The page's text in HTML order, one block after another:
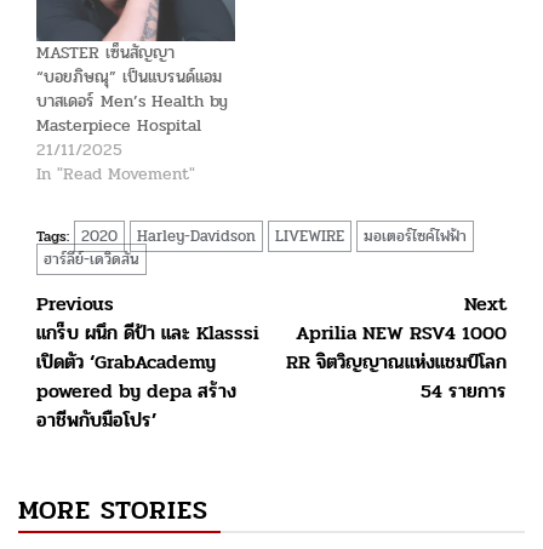
MASTER เซ็นสัญญา
“บอยภิษณุ” เป็นแบรนด์แอม
บาสเดอร์ Men’s Health by
Masterpiece Hospital
21/11/2025
In "Read Movement"
Tags: 2020 Harley-Davidson LIVEWIRE
มอเตอร์ไซค์ไฟฟ้า
ฮาร์ลีย์-เดวิดสัน
Post
navigation
Previous
แกร็บ ผนึก ดีป้า และ Klasssi
เปิดตัว ‘GrabAcademy
powered by depa สร้าง
อาชีพกับมือโปร’
Next
Aprilia NEW RSV4 1000
RR จิตวิญญาณแห่งแชมป์โลก
54 รายการ
MORE STORIES